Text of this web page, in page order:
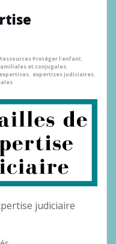
Protéger l'enfant,
et conjugales,
expertises, expertises judiciaires,
judiciaire